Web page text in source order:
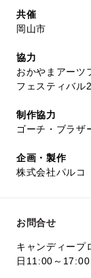
共催
岡山市
協力
おかやまアーツ
フェスティバル
制作協力
ゴーチ・ブラザ
企画・製作
株式会社パルコ
お問合せ
キャンディー
日11:00～17:00